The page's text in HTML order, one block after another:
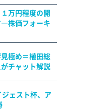
万円程度の開
―株価フォーキ
極め＝植田総
チャット解説
ェスト杯、ア